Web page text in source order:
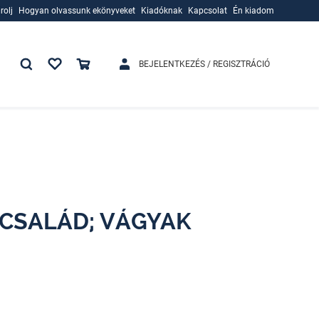
Hogyan olvassunk ekönyveket
Kiadóknak
Kapcsolat Én kiadom
BEJELENTKEZÉS / REGISZTRÁCIÓ
VÁGYAK